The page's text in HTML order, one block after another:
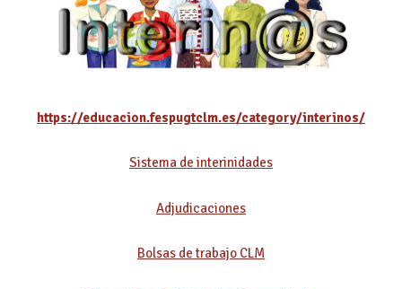
https://educacion.fespugtclm.es/category/interinos/
Sistema de interinidades
Adjudicaciones
Bolsas de trabajo CLM